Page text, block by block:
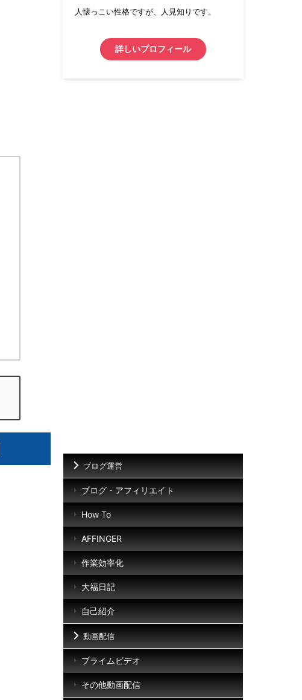
人懐っこい性格ですが、人見知りです。
詳しいプロフィール
ブログ運営
ブログ・アフィリエイト
How To
AFFINGER
作業効率化
大福日記
自己紹介
動画配信
プライムビデオ
その他動画配信